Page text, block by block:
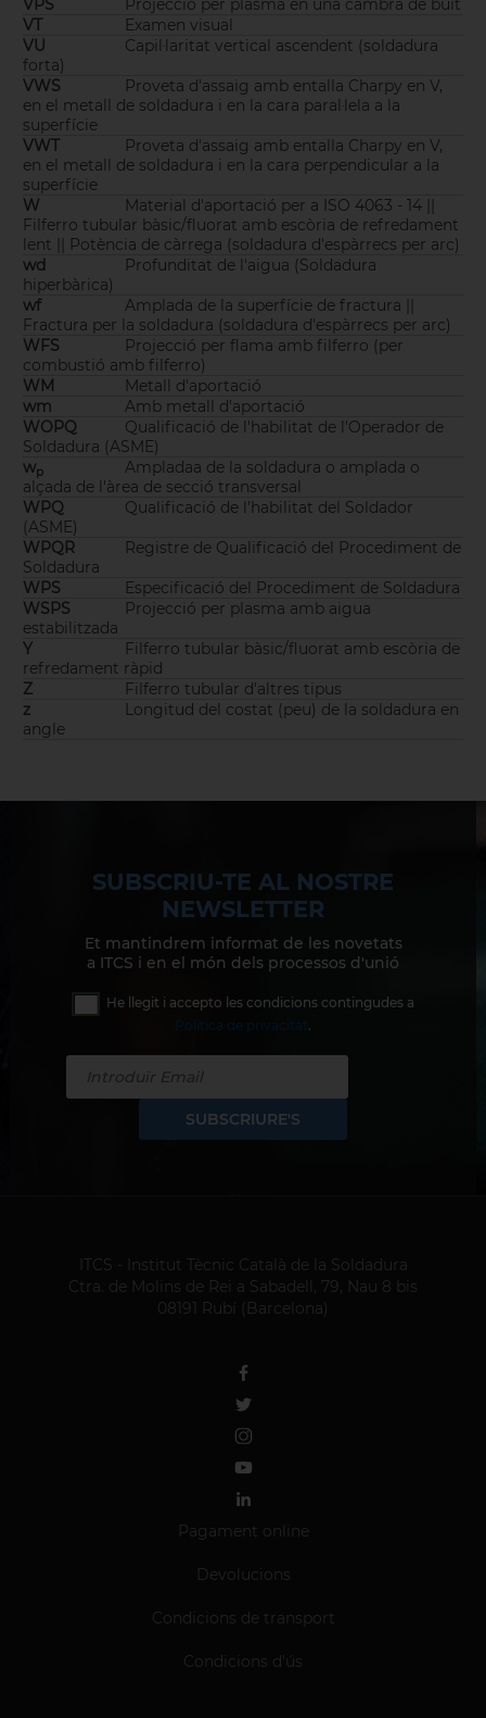
VPS
Projecció per plasma en una cambra de buit
VT
Examen visual
VU
Capil·laritat vertical ascendent (soldadura
forta)
VWS
Proveta d'assaig amb entalla Charpy en V,
en el metall de soldadura i en la cara paral·lela a la
superfície
VWT
Proveta d'assaig amb entalla Charpy en V,
en el metall de soldadura i en la cara perpendicular a la
superfície
W
Material d'aportació per a ISO 4063 - 14 ||
Filferro tubular bàsic/fluorat amb escòria de refredament
lent || Potència de càrrega (soldadura d'espàrrecs per arc)
wd
Profunditat de l'aigua (Soldadura
hiperbàrica)
wf
Amplada de la superfície de fractura ||
Fractura per la soldadura (soldadura d'espàrrecs per arc)
WFS
Projecció per flama amb filferro (per
combustió amb filferro)
WM
Metall d'aportació
wm
Amb metall d'aportació
WOPQ
Qualificació de l'habilitat de l'Operador de
Soldadura (ASME)
wp
Ampladaa de la soldadura o amplada o
alçada de l'àrea de secció transversal
WPQ
Qualificació de l'habilitat del Soldador
(ASME)
WPQR
Registre de Qualificació del Procediment de
Soldadura
WPS
Especificació del Procediment de Soldadura
WSPS
Projecció per plasma amb aigua
estabilitzada
Y
Filferro tubular bàsic/fluorat amb escòria de
refredament ràpid
Z
Filferro tubular d'altres tipus
z
Longitud del costat (peu) de la soldadura en
angle
SUBSCRIU-TE AL NOSTRE
NEWSLETTER
Et mantindrem informat de les novetats
a ITCS i en el món dels processos d'unió
He llegit i accepto les condicions contingudes a
Política de privacitat.
SUBSCRIURE'S
ITCS - Institut Tècnic Català de la Soldadura
Ctra. de Molins de Rei a Sabadell, 79, Nau 8 bis
08191 Rubí (Barcelona)
Pagament online
Devolucions
Condicions de transport
Condicions d'ús